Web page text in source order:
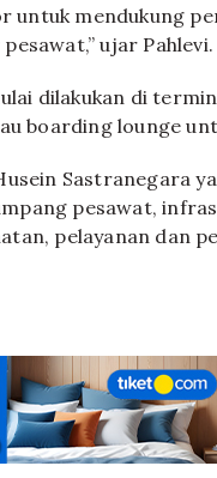
untuk mendukung
ujar Pahlevi.
dilakukan di
boarding lounge
Sastranegara
pesawat,
pelayanan dan